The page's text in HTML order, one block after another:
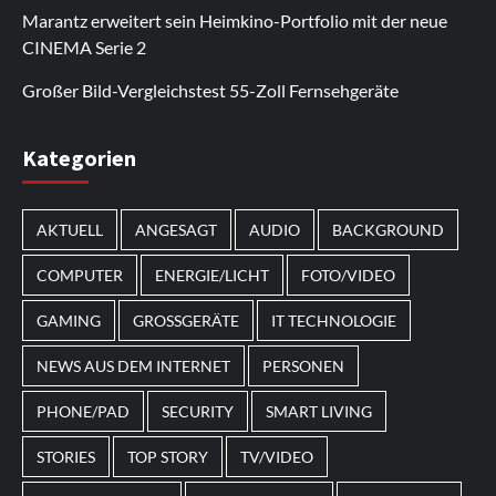
Bonusaktionen.
auch auf Desktop-Computern einwandfrei. Durch
regelmäßige Updates werden neue Inhalte
selbst über mobile Verbindungen schnell. Viele
Nutzer kehren zurück, um sich die
Marantz erweitert sein Heimkino-Portfolio mit der neue
CINEMA Serie 2
Großer Bild-Vergleichstest 55-Zoll Fernsehgeräte
Im Laufe des Jahres erscheinen thematische
Spielautomaten mit passenden Designs. Im Bereich
vonMagneticslotskönnen solche saisonalen Slots
beispielsweise an Feiertage oder besondere Events
angepasst sein.
Kategorien
AKTUELL ANGESAGT AUDIO BACKGROUND
COMPUTER ENERGIE/LICHT FOTO/VIDEO
GAMING GROSSGERÄTE IT TECHNOLOGIE
NEWS AUS DEM INTERNET PERSONEN
PHONE/PAD SECURITY SMART LIVING
STORIES TOP STORY TV/VIDEO